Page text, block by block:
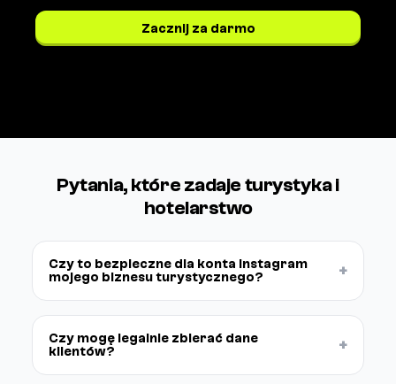
Zacznij za darmo
Pytania, które zadaje turystyka i
hotelarstwo
Czy to bezpieczne dla konta Instagram
mojego biznesu turystycznego?
+
Czy mogę legalnie zbierać dane
klientów?
+